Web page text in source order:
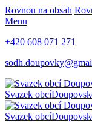
Rovnou na obsah
Menu
+420 608 071 271
Svazek obcí
Svazek obcí